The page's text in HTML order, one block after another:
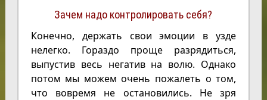
Зачем надо контролировать себя?
Конечно, держать свои эмоции в узде
нелегко. Гораздо проще разрядиться,
выпустив весь негатив на волю. Однако
потом мы можем очень пожалеть о том,
что вовремя не остановились. Не зря